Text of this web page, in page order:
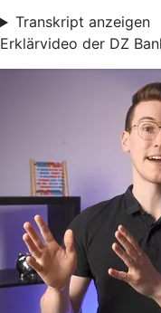
Transkript anzeigen
Erklärvideo der DZ